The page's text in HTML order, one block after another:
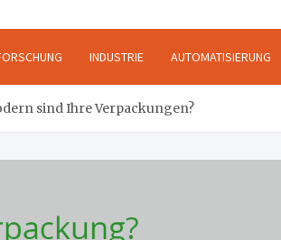
INDUSTRIE AUTOMATISIERUNG
sind Ihre Verpackungen?